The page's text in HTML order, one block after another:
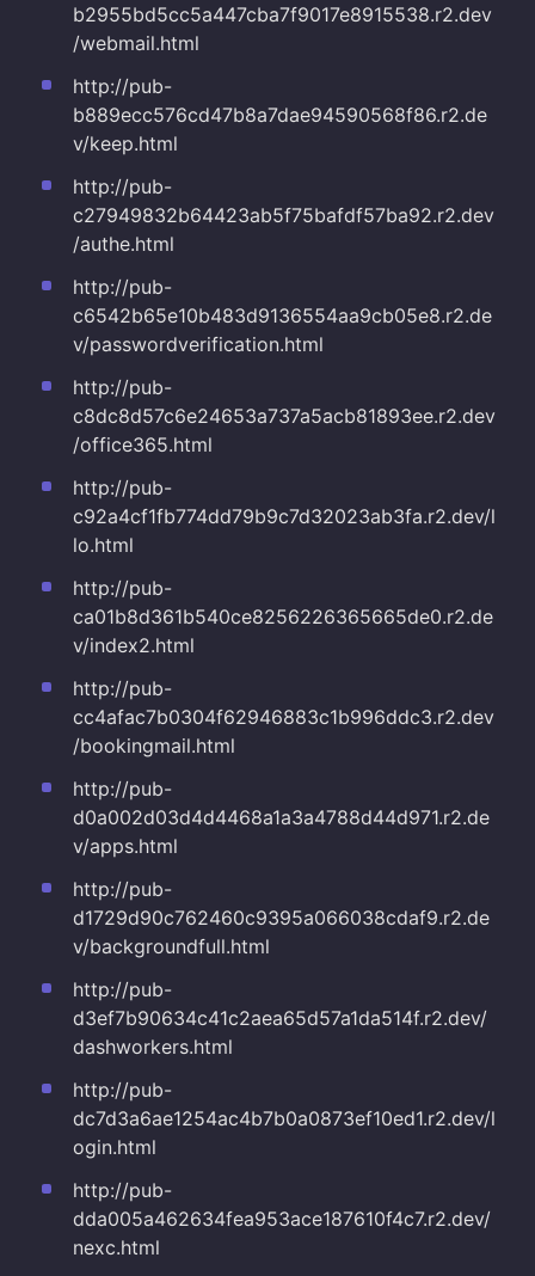
b2955bd5cc5a447cba7f9017e8915538.r2.dev
/webmail.html
http://pub-
b889ecc576cd47b8a7dae94590568f86.r2.de
v/keep.html
http://pub-
c27949832b64423ab5f75bafdf57ba92.r2.dev
/authe.html
http://pub-
c6542b65e10b483d9136554aa9cb05e8.r2.de
v/passwordverification.html
http://pub-
c8dc8d57c6e24653a737a5acb81893ee.r2.dev
/office365.html
http://pub-
c92a4cf1fb774dd79b9c7d32023ab3fa.r2.dev/l
lo.html
http://pub-
ca01b8d361b540ce8256226365665de0.r2.de
v/index2.html
http://pub-
cc4afac7b0304f62946883c1b996ddc3.r2.dev
/bookingmail.html
http://pub-
d0a002d03d4d4468a1a3a4788d44d971.r2.de
v/apps.html
http://pub-
d1729d90c762460c9395a066038cdaf9.r2.de
v/backgroundfull.html
http://pub-
d3ef7b90634c41c2aea65d57a1da514f.r2.dev/
dashworkers.html
http://pub-
dc7d3a6ae1254ac4b7b0a0873ef10ed1.r2.dev/l
ogin.html
http://pub-
dda005a462634fea953ace187610f4c7.r2.dev/
nexc.html